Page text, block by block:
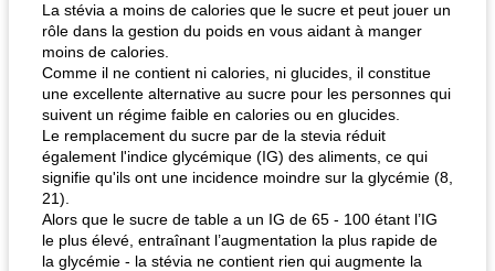
La stévia a moins de calories que le sucre et peut jouer un
rôle dans la gestion du poids en vous aidant à manger
moins de calories.
Comme il ne contient ni calories, ni glucides, il constitue
une excellente alternative au sucre pour les personnes qui
suivent un régime faible en calories ou en glucides.
Le remplacement du sucre par de la stevia réduit
également l'indice glycémique (IG) des aliments, ce qui
signifie qu'ils ont une incidence moindre sur la glycémie (8,
21).
Alors que le sucre de table a un IG de 65 - 100 étant l’IG
le plus élevé, entraînant l’augmentation la plus rapide de
la glycémie - la stévia ne contient rien qui augmente la